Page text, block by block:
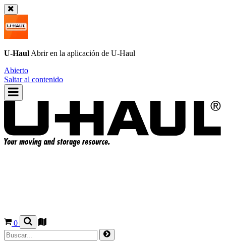
U-Haul Abrir en la aplicación de U-Haul
Abierto
Saltar al contenido
0